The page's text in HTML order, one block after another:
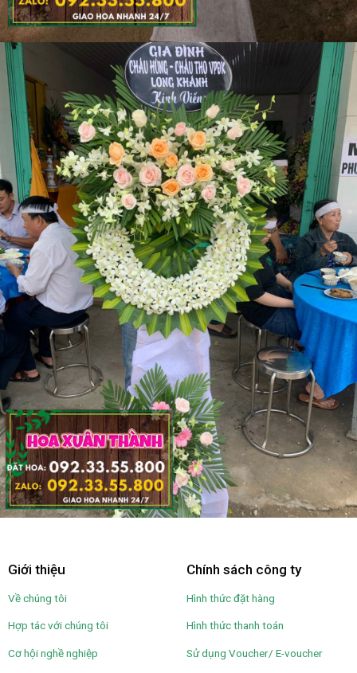
Giới thiệu
Về chúng tôi
Hợp tác với chúng tôi
Cơ hội nghề nghiệp
Chính sách công ty
Hình thức đặt hàng
Hình thức thanh toán
Sử dụng Voucher/ E-voucher